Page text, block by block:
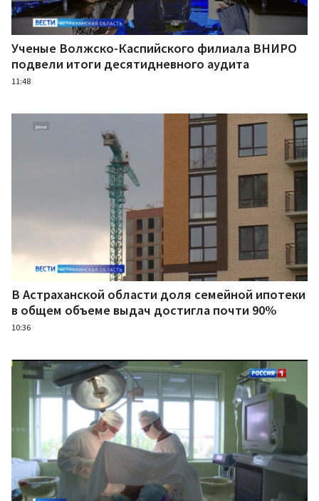
Ученые Волжско-Каспийского филиала ВНИРО
подвели итоги десятидневного аудита
11:48
В Астраханской области доля семейной ипотеки
в общем объеме выдач достигла почти 90%
10:36